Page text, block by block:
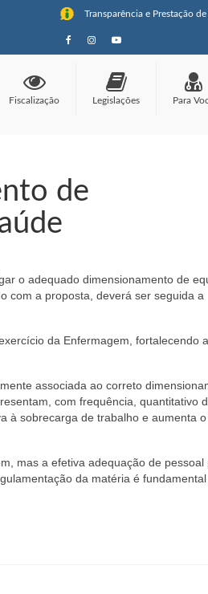
Transparência e Prestação
Fiscalização Legislações Para
de
o adequado dimensionamento de
com a proposta, deverá ser seguida a
da Enfermagem, fortalecendo a
associada ao correto
com frequência, quantitativo
à sobrecarga de trabalho e aumenta
mas a efetiva adequação de pessoal
da matéria é